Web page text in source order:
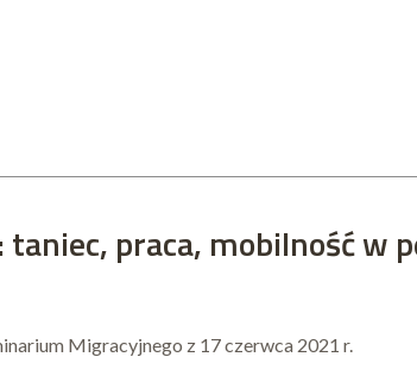
taniec, praca, mobilność w
Migracyjnego z 17 czerwca 2021 r.